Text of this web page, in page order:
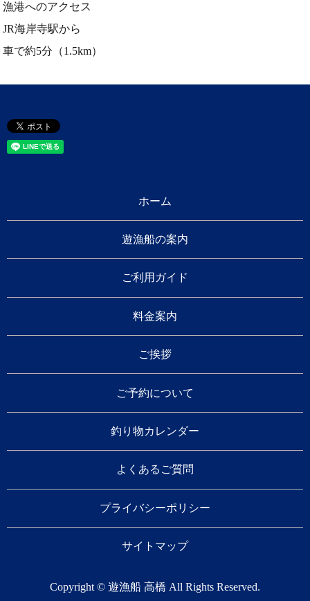
漁港へのアクセス
JR海岸寺駅から
車で約5分（1.5km）
ホーム
遊漁船の案内
ご利用ガイド
料金案内
ご挨拶
ご予約について
釣り物カレンダー
よくあるご質問
プライバシーポリシー
サイトマップ
Copyright © 遊漁船 高橋 All Rights Reserved.